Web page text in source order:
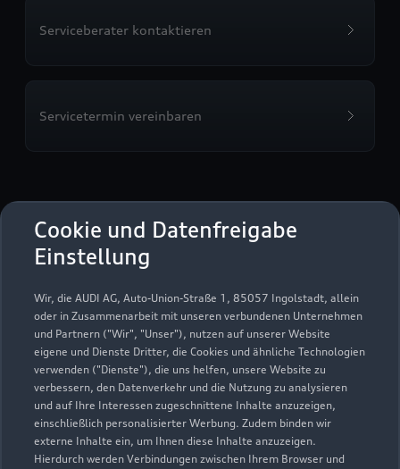
Cookie und Datenfreigabe
Einstellung
Wir, die AUDI AG, Auto-Union-Straße 1, 85057 Ingolstadt, allein
oder in Zusammenarbeit mit unseren verbundenen Unternehmen
und Partnern ("Wir", "Unser"), nutzen auf unserer Website
eigene und Dienste Dritter, die Cookies und ähnliche Technologien
verwenden ("Dienste"), die uns helfen, unsere Website zu
verbessern, den Datenverkehr und die Nutzung zu analysieren
und auf Ihre Interessen zugeschnittene Inhalte anzuzeigen,
einschließlich personalisierter Werbung. Zudem binden wir
externe Inhalte ein, um Ihnen diese Inhalte anzuzeigen.
Hierdurch werden Verbindungen zwischen Ihrem Browser und
Serviceberater kontaktieren
Servicetermin vereinbaren
Autohaus Eihusen &
Wilken